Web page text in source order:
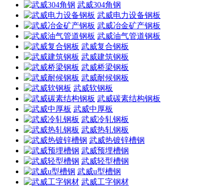
武威304角钢
武威电力设备钢板
武威冶金矿产钢板
武威油气管道钢板
武威复合钢板
武威建筑钢板
武威桥梁钢板
武威耐候钢板
武威软钢板
武威碳素结构钢板
武威中厚板
武威冷轧钢板
武威热轧钢板
武威热镀锌槽钢
武威预埋槽钢
武威轻型槽钢
武威u型槽钢
武威工字钢材